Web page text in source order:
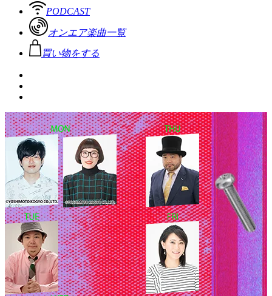
PODCAST
オンエア楽曲一覧
買い物をする